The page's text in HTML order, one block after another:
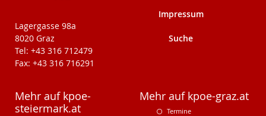
KPÖ-Steiermark
Lagergasse 98a
8020 Graz
Tel: +43 316 712479
Fax: +43 316 716291
Impressum
Suche
Mehr auf kpoe-
steiermark.at
Mehr auf kpoe-graz.at
Termine